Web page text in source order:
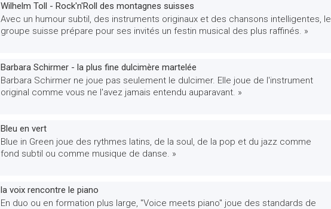
Wilhelm Toll - Rock'n'Roll des montagnes suisses
Avec un humour subtil, des instruments originaux et des chansons intelligentes, le
groupe suisse prépare pour ses invités un festin musical des plus raffinés. »
Barbara Schirmer - la plus fine dulcimère martelée
Barbara Schirmer ne joue pas seulement le dulcimer. Elle joue de l'instrument
original comme vous ne l'avez jamais entendu auparavant. »
Bleu en vert
Blue in Green joue des rythmes latins, de la soul, de la pop et du jazz comme
fond subtil ou comme musique de danse. »
la voix rencontre le piano
En duo ou en formation plus large, "Voice meets piano" joue des standards de